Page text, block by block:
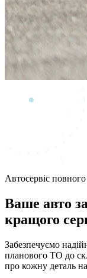
Автосервіс
Ваше авто
кращого
Забезпечуємо
планового ТО до
про кожну деталь